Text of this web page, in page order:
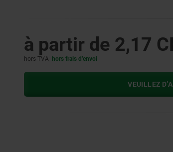
à partir de 2,17
hors TVA hors frais d’envoi
VEUILLEZ